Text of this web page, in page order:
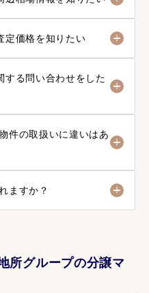
定価格を知りたい
する問い合わせをした
件の取扱いに違いはあ
ますか？
所グループの分譲マ